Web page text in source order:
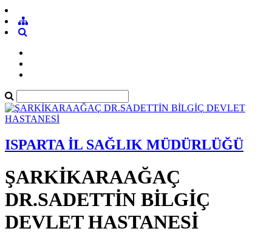
ISPARTA İL SAĞLIK MÜDÜRLÜĞÜ
ŞARKİKARAAĞAÇ
DR.SADETTİN BİLGİÇ
DEVLET HASTANESİ